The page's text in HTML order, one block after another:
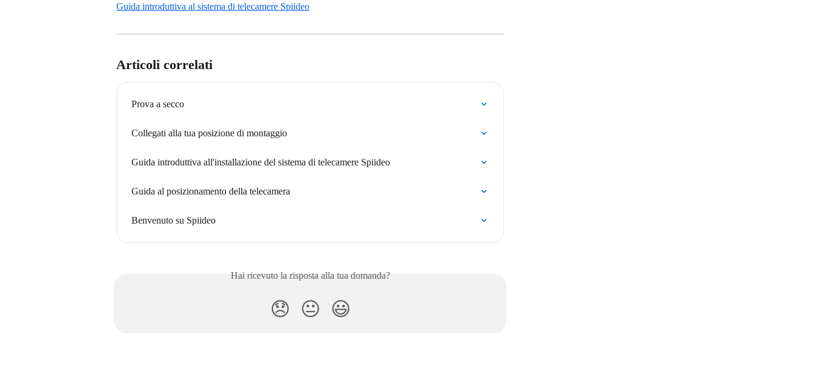
Guida introduttiva al sistema di telecamere Spiideo
Articoli correlati
Prova a secco
Collegati alla tua posizione di montaggio
Guida introduttiva all'installazione del sistema di telecamere Spiideo
Guida al posizionamento della telecamera
Benvenuto su Spiideo
Hai ricevuto la risposta alla tua domanda?
😞 😐 😃